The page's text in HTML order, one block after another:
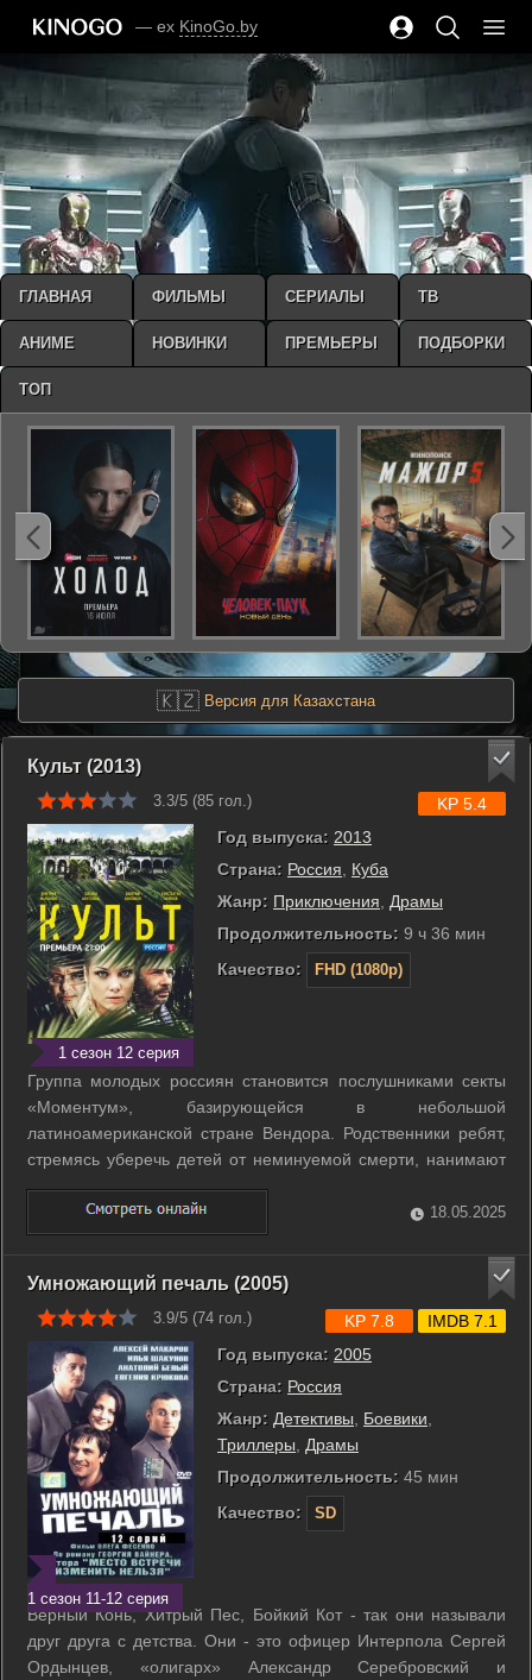
— ex KinoGo.by
🇰🇿 Версия для Казахстана
Культ (2013)
3.3/5 (85 гол.)
1 сезон 12 серия
Год выпуска: 2013
Страна: Россия
Куба
Жанр: Приключения
Драмы
Продолжительность: 9 ч 36 мин
Качество:
FHD (1080p)
KP 5.4
Группа молодых россиян становится послушниками секты
«Моментум», базирующейся в небольшой
латиноамериканской стране Вендора. Родственники ребят,
стремясь уберечь детей от неминуемой смерти, нанимают
профессионального военного. Полностью доверившись ему,
прибывают в Вендору. Однако вскоре становится ясно, что у
нанятого профессионала есть свои ...
18.05.2025
Умножающий печаль (2005)
3.9/5 (74 гол.)
1 сезон 11-12 серия
Год выпуска: 2005
Страна: Россия
Жанр: Детективы Боевики
Триллеры
Драмы
Продолжительность: 45 мин
Качество:
SD
KP 7.8 IMDB 7.1
Верный Конь, Хитрый Пес, Бойкий Кот - так они называли
друг друга с детства. Они - это офицер Интерпола Сергей
Ордынцев, «олигарх» Александр Серебровский и
ГЛАВНАЯ ФИЛЬМЫ СЕРИАЛЫ ТВ
АНИМЕ НОВИНКИ ПРЕМЬЕРЫ ПОДБОРКИ
ТОП